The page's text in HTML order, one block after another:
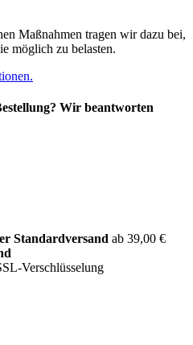
Maßnahmen tragen wir dazu bei,
möglich zu belasten.
Wir beantworten
Standardversand ab 39,00 €
Verschlüsselung